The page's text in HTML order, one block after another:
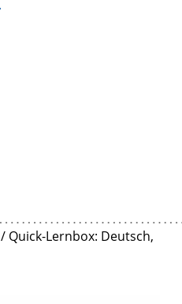
/ Quick-Lernbox: Deutsch,